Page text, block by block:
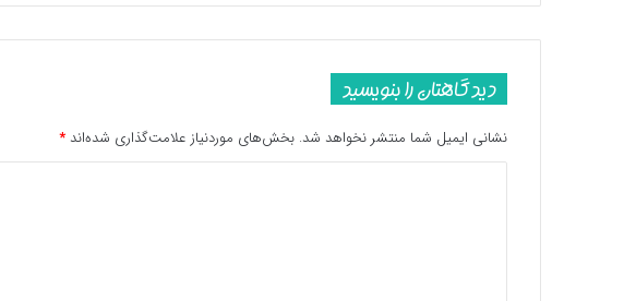
دیدگاهتان را بنویسید
نشانی ایمیل شما منتشر نخواهد شد. بخش‌های موردنیاز علامت‌گذاری شده‌اند *